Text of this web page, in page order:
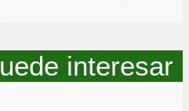
interesar